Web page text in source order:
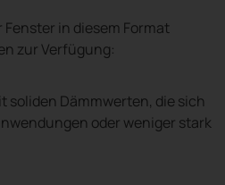
in diesem Format
zur Verfügung:
soliden Dämmwerten, die sich
oder weniger stark